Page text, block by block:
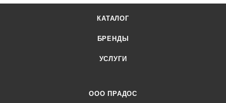
КАТАЛОГ
БРЕНДЫ
УСЛУГИ
ООО ПРАДОС